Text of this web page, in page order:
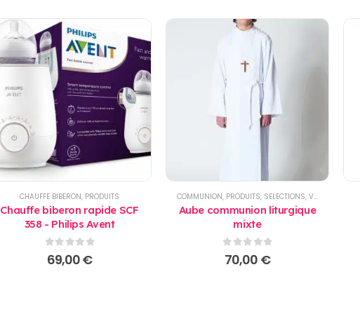
CHAUFFE BIBERON, PRODUITS
Chauffe biberon rapide SCF
358 - Philips Avent
0sur 5
69,00€
COMMUNION, PRODUITS, SELECTIONS, VÊTEMENT ENFANTS
Aube communion liturgique
mixte
0sur 5
70,00 €